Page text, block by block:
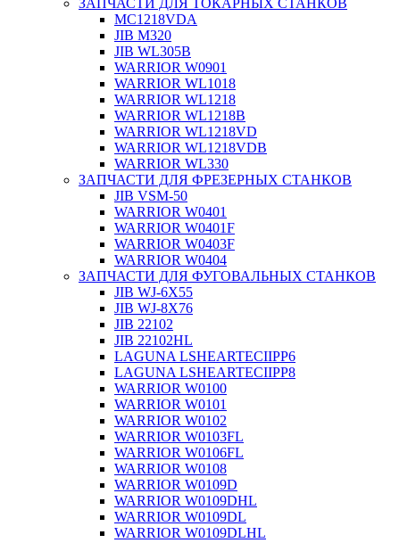
ЗАПЧАСТИ ДЛЯ ТОКАРНЫХ СТАНКОВ
MC1218VDA
JIB M320
JIB WL305B
WARRIOR W0901
WARRIOR WL1018
WARRIOR WL1218
WARRIOR WL1218B
WARRIOR WL1218VD
WARRIOR WL1218VDB
WARRIOR WL330
ЗАПЧАСТИ ДЛЯ ФРЕЗЕРНЫХ СТАНКОВ
JIB VSM-50
WARRIOR W0401
WARRIOR W0401F
WARRIOR W0403F
WARRIOR W0404
ЗАПЧАСТИ ДЛЯ ФУГОВАЛЬНЫХ СТАНКОВ
JIB WJ-6X55
JIB WJ-8X76
JIB 22102
JIB 22102HL
LAGUNA LSHEARTECIIPP6
LAGUNA LSHEARTECIIPP8
WARRIOR W0100
WARRIOR W0101
WARRIOR W0102
WARRIOR W0103FL
WARRIOR W0106FL
WARRIOR W0108
WARRIOR W0109D
WARRIOR W0109DHL
WARRIOR W0109DL
WARRIOR W0109DLHL